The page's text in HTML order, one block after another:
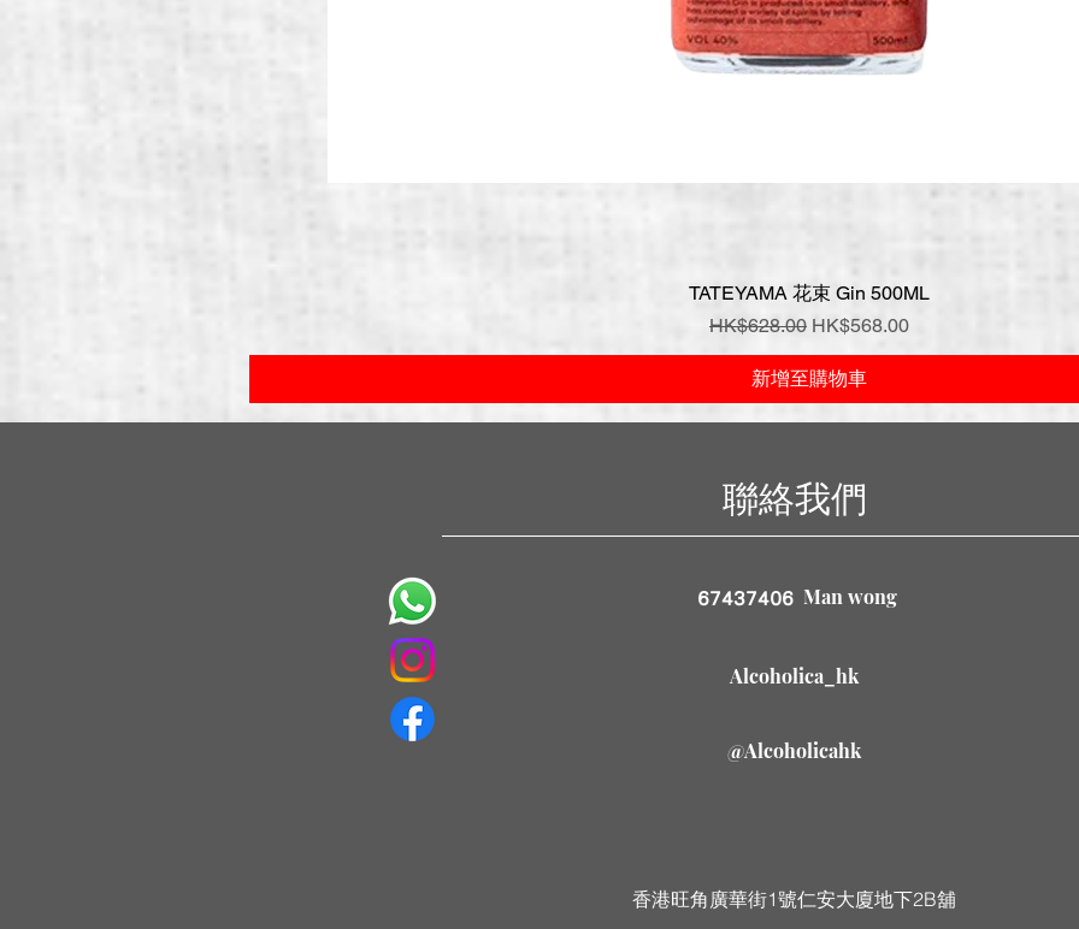
快速瀏覽
TATEYAMA 花束 Gin 500ML
一般價格
HK$628.00 促銷價格
HK$568.00
新增至購物車
聯絡我們
67437406 Man wong
Alcoholica_hk
@Alcoholicahk
香港旺角廣華街1號仁安大廈地下2B舖